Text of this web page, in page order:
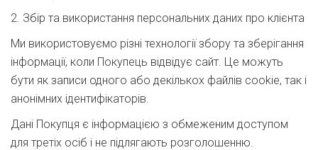
2. Збір та використання персональних даних про клієнта
Ми використовуємо різні технології збору та зберігання
інформації, коли Покупець відвідує сайт. Це можуть
бути як записи одного або декількох файлів cookie, так і
анонімних ідентифікаторів.
Дані Покупця є інформацією з обмеженим доступом
для третіх осіб і не підлягають розголошенню.